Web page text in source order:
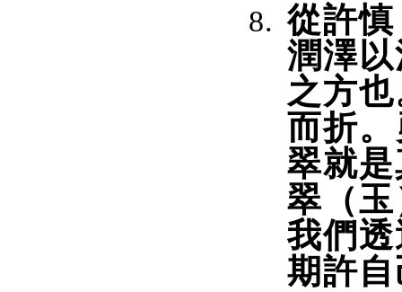
從許
潤澤
之方
而折
翠就
翠（
我們
期許